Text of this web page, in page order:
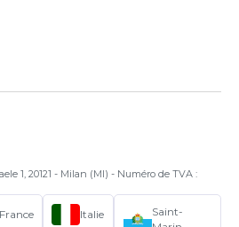
1, 20121 - Milan (MI) - Numéro de TVA :
France Italie
Saint-